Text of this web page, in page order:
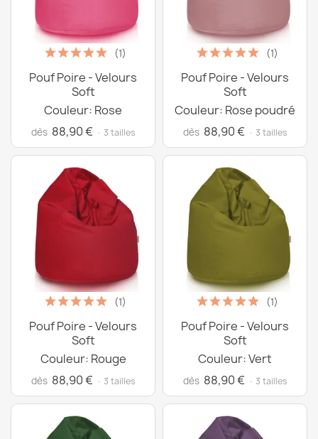
(1)
Pouf Poire - Velours
Soft
Couleur: Rose
dès 88,90 € · 3 tailles
(1)
Pouf Poire - Velours
Soft
Couleur: Rose poudré
dès 88,90 € · 3 tailles
(1)
Pouf Poire - Velours
Soft
Couleur: Rouge
dès 88,90 € · 3 tailles
(1)
Pouf Poire - Velours
Soft
Couleur: Vert
dès 88,90 € · 3 tailles